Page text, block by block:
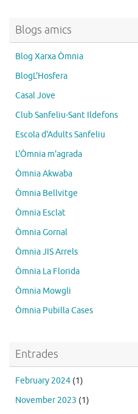
Blogs amics
Blog Xarxa Òmnia
BlogL'Hosfera
Casal Jove
Club Sanfeliu-Sant Ildefons
Escola d'Adults Sanfeliu
L'Òmnia m'agrada
Òmnia Akwaba
Òmnia Bellvitge
Òmnia Esclat
Òmnia Gornal
Òmnia JIS Arrels
Òmnia La Florida
Òmnia Mowgli
Òmnia Pubilla Cases
Entrades
February 2024 (1)
November 2023 (1)